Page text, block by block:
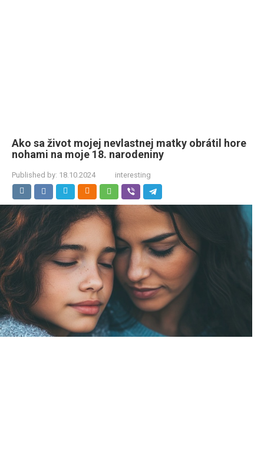
Ako sa život mojej nevlastnej matky obrátil hore
nohami na moje 18. narodeniny
Published by: 18.10.2024 interesting